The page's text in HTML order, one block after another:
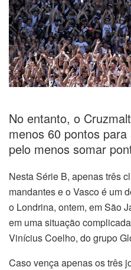
No entanto, o
menos 60 pontos
pelo menos somar
Nesta Série B, apenas três
mandantes e o Vasco é um
o Londrina, ontem, em São
em uma situação
Vinícius Coelho, do grupo
Caso vença apenas os três